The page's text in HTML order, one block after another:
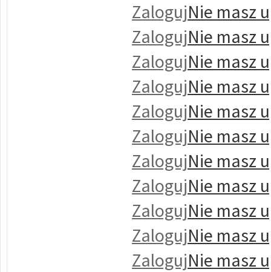
ZalogujNie masz
ZalogujNie masz
ZalogujNie masz
ZalogujNie masz
ZalogujNie masz
ZalogujNie masz
ZalogujNie masz
ZalogujNie masz
ZalogujNie masz
ZalogujNie masz
ZalogujNie masz